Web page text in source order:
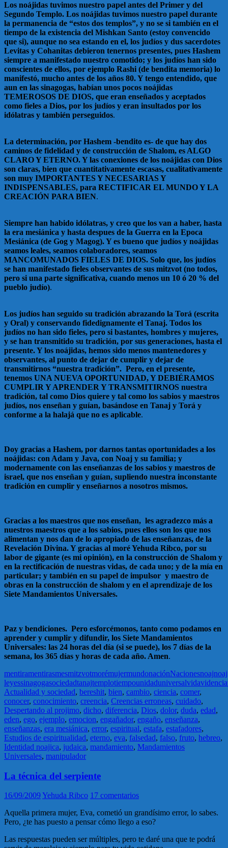
Los noájidas tuvimos nuestro papel antes del Primer y del
Segundo Templo. Los noájidas tuvimos nuestro papel durante
la permanencia de “estos dos templos”, y no se si también en el
tiempo de la existencia del Mishkan Santo (estoy convencido
que si), aunque no sea estando en el, los judíos y dus sacerdotes
Levitas y Cohanitas debieron tenernos presentes, pues Hashem
siempre a manifestado nuestro comotido; y los judíos han sido
conscientes de ellos, por ejemplo Rashi (de bendita memoria) lo
manifestó, mucho antes de los años 80. Y tengo entendido, que
aun en las sinagogas, habían unos pocos noájidas
TEMEROSOS DE DIOS, que eran enseñados y aceptados
como fieles a Dios, por los judíos y eran insultados por los
idólatras y también perseguidos.
La determinación, por Hashem -bendito es- de que hay dos
caminos de fidelidad y de construcción de Shalom, es ALGO
CLARO Y ETERNO. Y las conexiones de los noájidas con Dios
son claras, bien que cuantitativamente escasas, cualitativamente
son muy IMPORTANTES Y NECESARIAS Y
INDISPENSABLES, para RECTIFICAR EL MUNDO Y LA
CREACIÓN PARA BIEN.
Siempre han habido idólatras, y creo que los van a haber, hasta
la era mesiánica y hasta despues de la Guerra en la Epoca
Mesiánica (de Gog y Magog). Y es bueno que judíos y noájidas
seamos leales, seamos colaboradores, seamos
MANCOMUNADOS FIELES DE DIOS. Solo que, los judíos
se han manifestado fieles observantes de sus mitzvot (no todos,
pero si una parte significativa, cuando menos un 10 ó 20 % del
pueblo judío).
Los judíos han seguido su tradición abrazando la Torá (escrita
y Oral) y conservando fidedignamente el Tanaj. Todos los
judíos no han sido fieles, pero si bastantes, hombres y mujeres,
y se han transmitido su tradición, por sus generaciones, hasta el
presente. Y los noájidas, hemos sido menos mantenedores y
observantes, al punto de dejar de cumplir y dejar de
transmitirnos “nuestra tradición”. Pero, en el presente,
tenemos UNA NUEVA OPORTUNIDAD, Y DEBIÉRAMOS
CUMPLIR Y APRENDER Y TRANSMITIRNOS nuestra
tradición, tal como Dios quiere y tal como los sabios y maestros
judíos, nos enseñan y guían, basándose en Tanaj y Torá y
conforme a la halajá que no es aplicable.
Doy gracias a Hashem, por darnos tantas oportunidades a los
noájidas: con Adam y Java, con Noaj y su familia; y
modernamente con las enseñanzas de los sabios y maestros de
israel, que nos enseñan y guían, supliendo nuestra inconstante
tradición en cumplir y enseñarnos a nosotros mismos.
Gracias a los maestros que nos enseñan, les agradezco más a
nuestros maestros que a los sabios, pues ellos son los que nos
alimentan y nos dan de lo apropiado de las enseñanzas, de la
Revelación Divina. Y gracias al moré Yehuda Ribco, por su
labor de gigante (es mi opinión), en la construcción de Shalom y
en la rectificación de nuestras vidas, de cada uno; y de la mía en
particular; y también en su papel de impulsor y maestro de
obras en la construcción de shalom y en el aprendizaje de los
Siete Mandamientos Universales.
Paz y bendiciones. Pero esforcémonos, tanto como podamos en
aprender y cumplir y difundir, los Siete Mandamientos
Universales: las 24 horas del día (si se puede), los 7 días de la
semana, los 365 días y horas de cada año. Amen.
mentiramentirasmesmitzvotmorémujermundonaciónNacionesnoaj
leyessinagogasociedadtanajtemplotiempounidaduniversalvidavidencia
Actualidad y sociedad, bereshit, bien, cambio, ciencia, comer,
conocer, conocimiento, creencia, Creencias erroneas, cuidado,
Despertando al projimo, dicho, diferencia, Dios, dolor, duda, edad,
eden, ego, ejemplo, emocion, engañador, engaño, enseñanza,
enseñanzas, era mesiánica, error, espiritual, estafa, estafadores,
Estudios de espiritualidad, eterno, eva, falsedad, falso, fruto, hebreo,
Identidad noajica, judaica, mandamiento, Mandamientos
Universales, manipulador
La técnica del serpiente
16/09/2009Yehuda Ribco 17 comentarios
Aquella primera mujer, Eva, cometió un grandísimo error, lo sabes.
Pero, ¿te has puesto a pensar cómo llego a eso?
Las respuestas pueden ser múltiples, pero te daré una que te podrá